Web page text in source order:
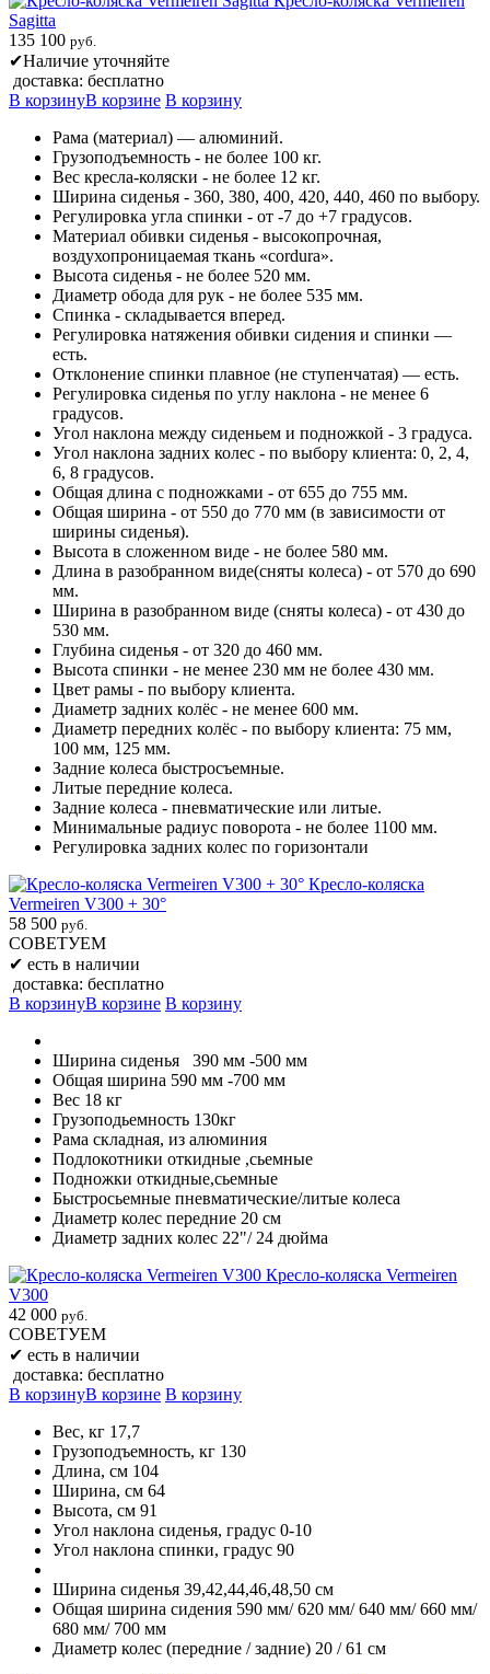
Sagitta
135 100 руб.
✔Наличие уточняйте
доставка: бесплатно
В корзинуВ корзине В корзину
Рама (материал) — алюминий.
Грузоподъемность - не более 100 кг.
Вес кресла-коляски - не более 12 кг.
Ширина сиденья - 360, 380, 400, 420, 440, 460 по выбору.
Регулировка угла спинки - от -7 до +7 градусов.
Материал обивки сиденья - высокопрочная,
воздухопроницаемая ткань «cordura».
Высота сиденья - не более 520 мм.
Диаметр обода для рук - не более 535 мм.
Спинка - складывается вперед.
Регулировка натяжения обивки сидения и спинки —
есть.
Отклонение спинки плавное (не ступенчатая) — есть.
Регулировка сиденья по углу наклона - не менее 6
градусов.
Угол наклона между сиденьем и подножкой - 3 градуса.
Угол наклона задних колес - по выбору клиента: 0, 2, 4,
6, 8 градусов.
Общая длина с подножками - от 655 до 755 мм.
Общая ширина - от 550 до 770 мм (в зависимости от
ширины сиденья).
Высота в сложенном виде - не более 580 мм.
Длина в разобранном виде(сняты колеса) - от 570 до 690
мм.
Ширина в разобранном виде (сняты колеса) - от 430 до
530 мм.
Глубина сиденья - от 320 до 460 мм.
Высота спинки - не менее 230 мм не более 430 мм.
Цвет рамы - по выбору клиента.
Диаметр задних колёс - не менее 600 мм.
Диаметр передних колёс - по выбору клиента: 75 мм,
100 мм, 125 мм.
Задние колеса быстросъемные.
Литые передние колеса.
Задние колеса - пневматические или литые.
Минимальные радиус поворота - не более 1100 мм.
Регулировка задних колес по горизонтали
Кресло-коляска
Vermeiren V300 + 30°
58 500 руб.
СОВЕТУЕМ
✔ есть в наличии
доставка: бесплатно
В корзинуВ корзине В корзину
Ширина сиденья
390 мм -500 мм
Общая ширина 590 мм -700 мм
Вес 18 кг
Грузоподьемность 130кг
Рама складная, из алюминия
Подлокотники откидные ,сьемные
Подножки откидные,сьемные
Быстросьемные пневматические/литые колеса
Диаметр колес передние 20 см
Диаметр задних колес 22"/ 24 дюйма
Кресло-коляска Vermeiren
V300
42 000 руб.
СОВЕТУЕМ
✔ есть в наличии
доставка: бесплатно
В корзинуВ корзине В корзину
Вес, кг 17,7
Грузоподъемность, кг 130
Длина, см 104
Ширина, см 64
Высота, см 91
Угол наклона сиденья, градус 0-10
Угол наклона спинки, градус 90
Ширина сиденья 39,42,44,46,48,50 см
Общая ширина сидения 590 мм/ 620 мм/ 640 мм/ 660 мм/
680 мм/ 700 мм
Диаметр колес (передние / задние) 20 / 61 см